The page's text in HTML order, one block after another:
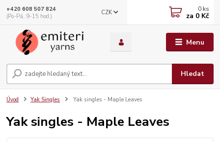
Menu
CZK
Hledat
+420 608 507 824
(Po-Pá, 9-15 hod.)
0 ks
za 0 Kč
Úvod Yak Singles Yak singles - Maple Leaves
Yak singles - Maple Leaves